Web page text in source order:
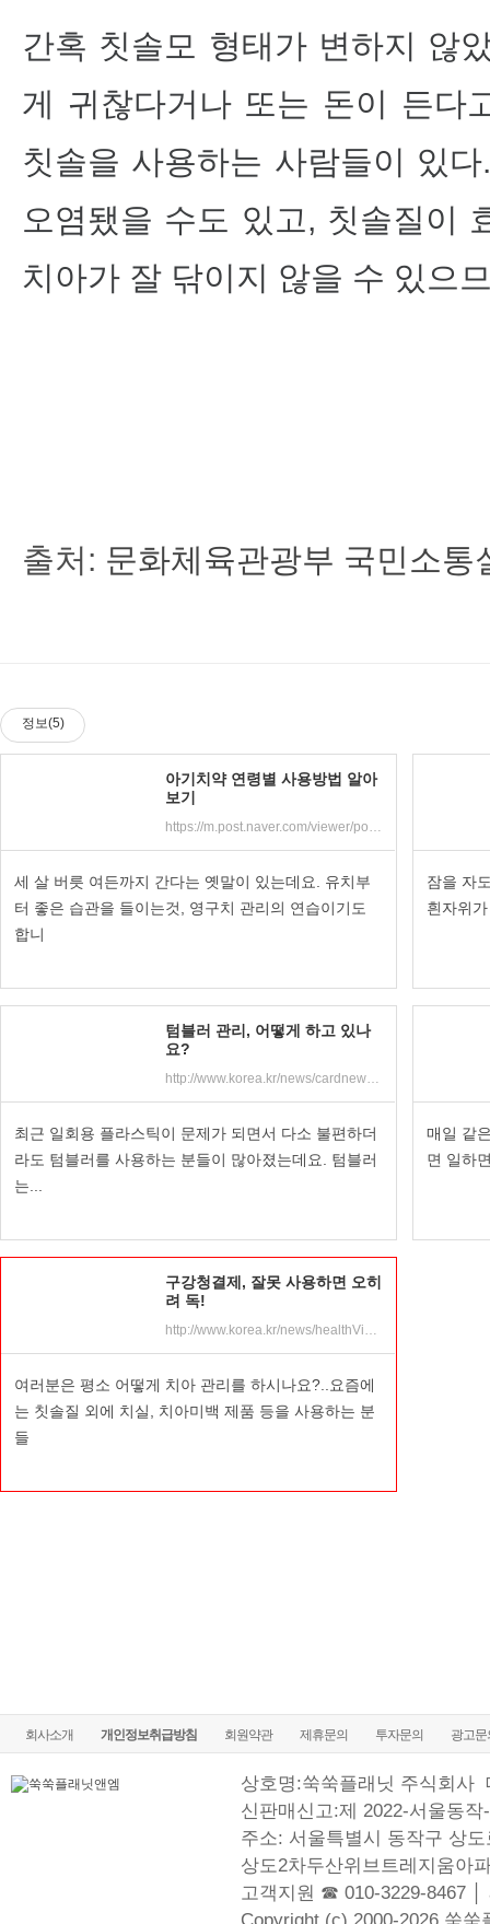
간혹 칫솔모 형태가 변하지 않
게 귀찮다거나 또는 돈이 든다
칫솔을 사용하는 사람들이 있
오염됐을 수도 있고, 칫솔질이
치아가 잘 닦이지 않을 수 있으
출처: 문화체육관광부 국민소통
정보(5)
아기치약 연령별 사용방법 알아
보기
https://m.post.naver.com/viewer/postView.nhn?volumeNo=16874421&memberNo=4328593&vType=VERTICAL
세 살 버릇 여든까지 간다는 옛말이 있는데요. 유치부
터 좋은 습관을 들이는것, 영구치 관리의 연습이기도
합니
잠을 자
흰자위
텀블러 관리, 어떻게 하고 있나
요?
http://www.korea.kr/news/cardnewsView.do?newsId=148859091&pWise=sub&pWiseSub=B5
최근 일회용 플라스틱이 문제가 되면서 다소 불편하더
라도 텀블러를 사용하는 분들이 많아졌는데요. 텀블러
는...
매일 같
면 일하
구강청결제, 잘못 사용하면 오히
려 독!
http://www.korea.kr/news/healthView.do?newsId=148858861&pWise=sub&pWiseSub=B12
여러분은 평소 어떻게 치아 관리를 하시나요?..요즘에
는 칫솔질 외에 치실, 치아미백 제품 등을 사용하는 분
들
회사소개 개인정보취급방침 회원약관 제휴문의 투자문의 광고문
상호명:쑥쑥플래닛 주식회사
신판매신고:제 2022-서울동작
주소: 서울특별시 동작구 상
상도2차두산위브트레지움아
고객지원 ☎ 010-3229-8467 │
Copyright (c) 2000-2026 쑥